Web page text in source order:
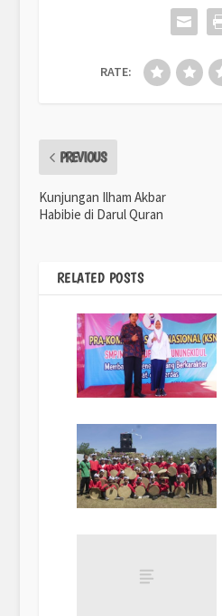
RATE:
PREVIOUS
Kunjungan Ilham Akbar
Habibie di Darul Quran
RELATED POSTS